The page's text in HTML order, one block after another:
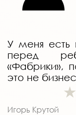
У меня есть
перед
«Фабрики»,
это не
Игорь Крутой